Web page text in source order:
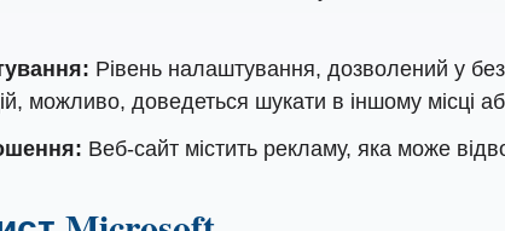
Рівень налаштування, дозволений у
можливо, доведеться шукати в іншому місці
Веб-сайт містить рекламу, яка може